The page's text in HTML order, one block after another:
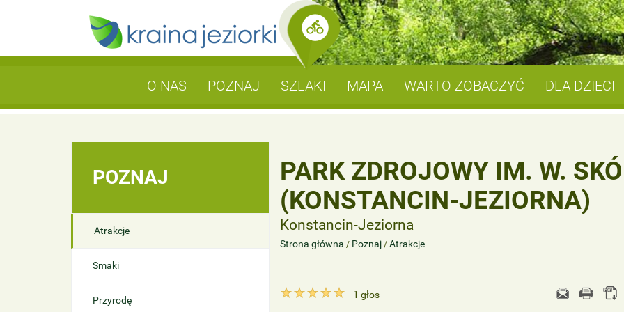
O NAS POZNAJ SZLAKI MAPA WARTO ZOBACZYĆ DLA DZIECI
POZNAJ
Atrakcje
Smaki
Przyrodę
PARK ZDROJOWY IM. W.
(KONSTANCIN-JEZIORNA)
Konstancin-Jeziorna
Strona główna / Poznaj / Atrakcje
1 głos